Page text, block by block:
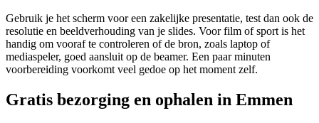
Gebruik je het scherm voor een zakelijke presentatie, test dan ook de
resolutie en beeldverhouding van je slides. Voor film of sport is het
handig om vooraf te controleren of de bron, zoals laptop of
mediaspeler, goed aansluit op de beamer. Een paar minuten
voorbereiding voorkomt veel gedoe op het moment zelf.
Gratis bezorging en ophalen in Emmen